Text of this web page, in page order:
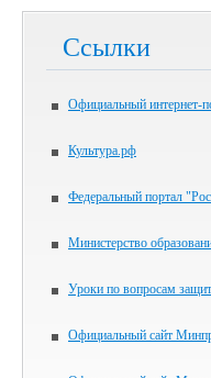
Ссылки
Официальный интернет-
Культура.рф
Федеральный портал
Министерство
Уроки по вопросам
Официальный сайт